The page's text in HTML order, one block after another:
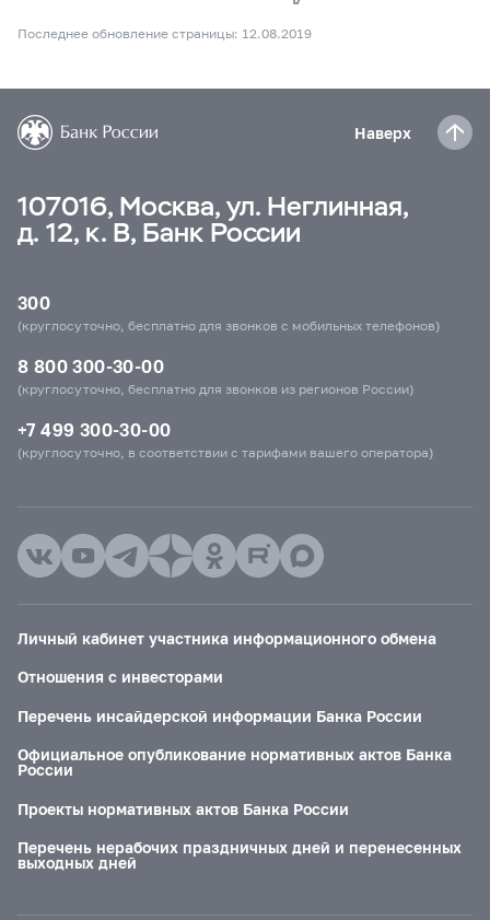
Последнее обновление страницы: 12.08.2019
Наверх
107016, Москва, ул. Неглинная,
д. 12, к. В, Банк России
300
(круглосуточно, бесплатно для звонков с мобильных телефонов)
8 800 300-30-00
(круглосуточно, бесплатно для звонков из регионов России)
+7 499 300-30-00
(круглосуточно, в соответствии с тарифами вашего оператора)
Личный кабинет участника информационного обмена
Отношения с инвесторами
Перечень инсайдерской информации Банка России
Официальное опубликование нормативных актов Банка
России
Проекты нормативных актов Банка России
Перечень нерабочих праздничных дней и перенесенных
выходных дней